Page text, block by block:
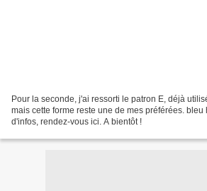
Pour la seconde, j'ai ressorti le patron E, déjà
mais cette forme reste une de mes préférées.
d'infos, rendez-vous ici. A bientôt !